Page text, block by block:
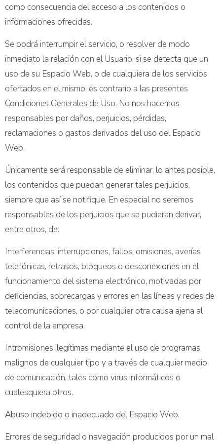
como consecuencia del acceso a los contenidos o
informaciones ofrecidas.
Se podrá interrumpir el servicio, o resolver de modo
inmediato la relación con el Usuario, si se detecta que un
uso de su Espacio Web, o de cualquiera de los servicios
ofertados en el mismo, es contrario a las presentes
Condiciones Generales de Uso. No nos hacemos
responsables por daños, perjuicios, pérdidas,
reclamaciones o gastos derivados del uso del Espacio
Web.
Únicamente será responsable de eliminar, lo antes posible,
los contenidos que puedan generar tales perjuicios,
siempre que así se notifique. En especial no seremos
responsables de los perjuicios que se pudieran derivar,
entre otros, de:
Interferencias, interrupciones, fallos, omisiones, averías
telefónicas, retrasos, bloqueos o desconexiones en el
funcionamiento del sistema electrónico, motivadas por
deficiencias, sobrecargas y errores en las líneas y redes de
telecomunicaciones, o por cualquier otra causa ajena al
control de la empresa.
Intromisiones ilegítimas mediante el uso de programas
malignos de cualquier tipo y a través de cualquier medio
de comunicación, tales como virus informáticos o
cualesquiera otros.
Abuso indebido o inadecuado del Espacio Web.
Errores de seguridad o navegación producidos por un mal